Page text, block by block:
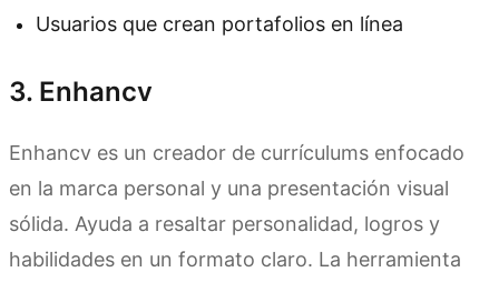
Usuarios que crean portafolios en línea
3. Enhancv
Enhancv es un creador de currículums enfocado
en la marca personal y una presentación visual
sólida. Ayuda a resaltar personalidad, logros y
habilidades en un formato claro. La herramienta